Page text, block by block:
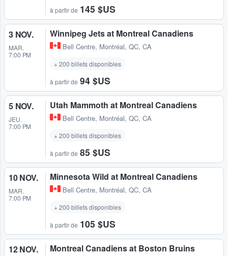
à partir de 145 $US
3 NOV.
MAR.
7:00 PM
Winnipeg Jets at Montreal Canadiens
Bell Centre, Montréal, QC, CA
+ 200 billets disponibles
à partir de 94 $US
5 NOV.
JEU.
7:00 PM
Utah Mammoth at Montreal Canadiens
Bell Centre, Montréal, QC, CA
+ 200 billets disponibles
à partir de 85 $US
10 NOV.
MAR.
7:00 PM
Minnesota Wild at Montreal Canadiens
Bell Centre, Montréal, QC, CA
+ 200 billets disponibles
à partir de 105 $US
12 NOV. Montreal Canadiens at Boston Bruins